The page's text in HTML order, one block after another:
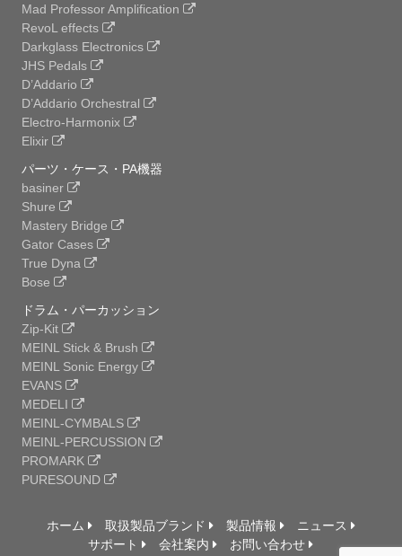
Mad Professor Amplification
RevoL effects
Darkglass Electronics
JHS Pedals
D’Addario
D’Addario Orchestral
Electro-Harmonix
Elixir
パーツ・ケース・PA機器
basiner
Shure
Mastery Bridge
Gator Cases
True Dyna
Bose
ドラム・パーカッション
Zip-Kit
MEINL Stick & Brush
MEINL Sonic Energy
EVANS
MEDELI
MEINL-CYMBALS
MEINL-PERCUSSION
PROMARK
PURESOUND
ホーム 取扱製品ブランド 製品情報
ニュース
サポート
会社案内 お問い合わせ